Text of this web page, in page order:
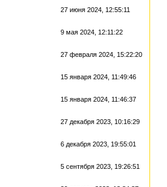
27 июня 2024, 12:55:11
9 мая 2024, 12:11:22
27 февраля 2024, 15:22:20
15 января 2024, 11:49:46
15 января 2024, 11:46:37
27 декабря 2023, 10:16:29
6 декабря 2023, 19:55:01
5 сентября 2023, 19:26:51